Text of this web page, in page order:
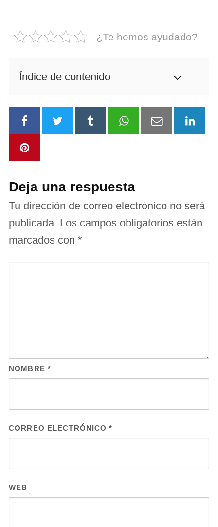
¿Te hemos ayudado?
Índice de contenido
Deja una respuesta
Tu dirección de correo electrónico no será
publicada. Los campos obligatorios están
marcados con *
NOMBRE *
CORREO ELECTRÓNICO*
WEB